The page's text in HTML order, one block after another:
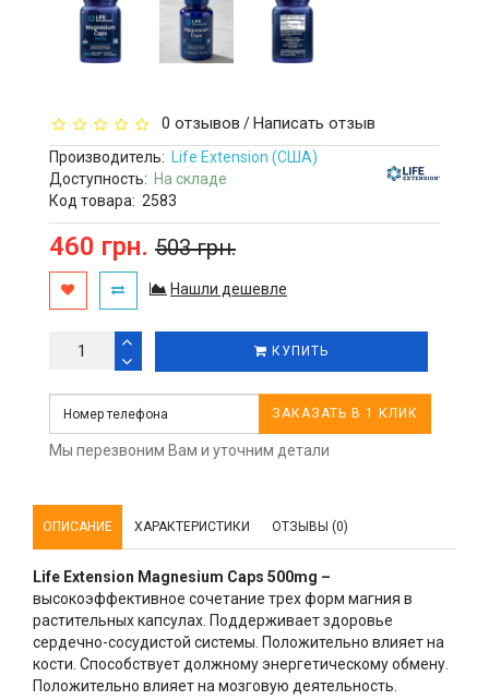
0 отзывов / Написать отзыв
Производитель: Life Extension (США)
Доступность: На складе
Код товара: 2583
460 грн. 503 грн.
Нашли дешевле
КУПИТЬ
ЗАКАЗАТЬ В 1 КЛИК
Мы перезвоним Вам и уточним детали
ОПИСАНИЕ ХАРАКТЕРИСТИКИ ОТЗЫВЫ (0)
Life Extension Magnesium Caps 500mg –
высокоэффективное сочетание трех форм магния в
растительных капсулах. Поддерживает здоровье
сердечно-сосудистой системы. Положительно влияет на
кости. Способствует должному энергетическому обмену.
Положительно влияет на мозговую деятельность.